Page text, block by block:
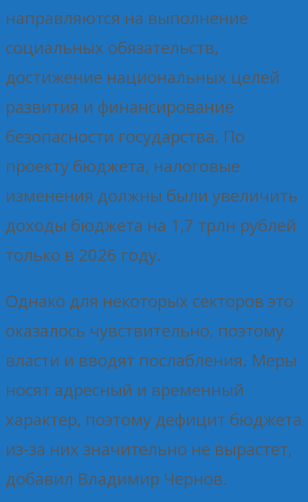
направляются на выполнение
социальных обязательств,
достижение национальных целей
развития и финансирование
безопасности государства. По
проекту бюджета, налоговые
изменения должны были увеличить
доходы бюджета на 1,7 трлн рублей
только в 2026 году.
Однако для некоторых секторов это
оказалось чувствительно, поэтому
власти и вводят послабления. Меры
носят адресный и временный
характер, поэтому дефицит бюджета
из-за них значительно не вырастет,
добавил Владимир Чернов.